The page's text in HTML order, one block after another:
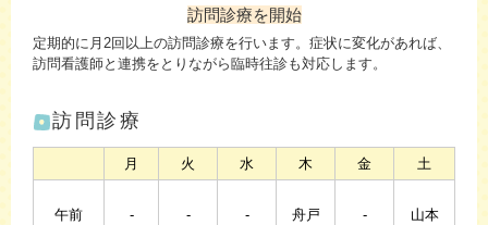
訪問診療を開始
定期的に月2回以上の訪問診療を行います。症状に変化があれば、
訪問看護師と連携をとりながら臨時往診も対応します。
訪問診療
月 火 水 木 金 土
午前 - - - 舟戸 - 山本